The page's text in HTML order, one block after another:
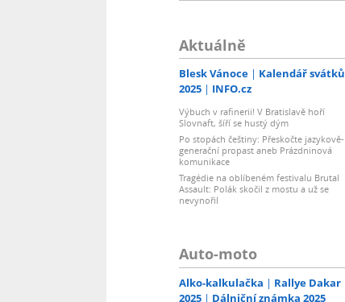
Aktuálně
Blesk Vánoce
Kalendář svátků
2025
INFO.cz
Výbuch v rafinerii! V Bratislavě hoří
Slovnaft, šíří se hustý dým
Po stopách češtiny: Přeskočte jazykově-
generační propast aneb Prázdninová
komunikace
Tragédie na oblíbeném festivalu Brutal
Assault: Polák skočil z mostu a už se
nevynořil
Auto-moto
Alko-kalkulačka
Rallye Dakar
2025
Dálniční známka 2025